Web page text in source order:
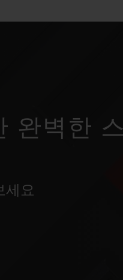
완벽한
세요